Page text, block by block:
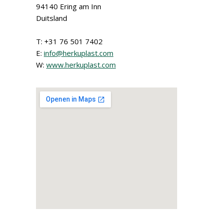
94140 Ering am Inn
Duitsland
T: +31 76 501 7402
E: info@herkuplast.com
W: www.herkuplast.com